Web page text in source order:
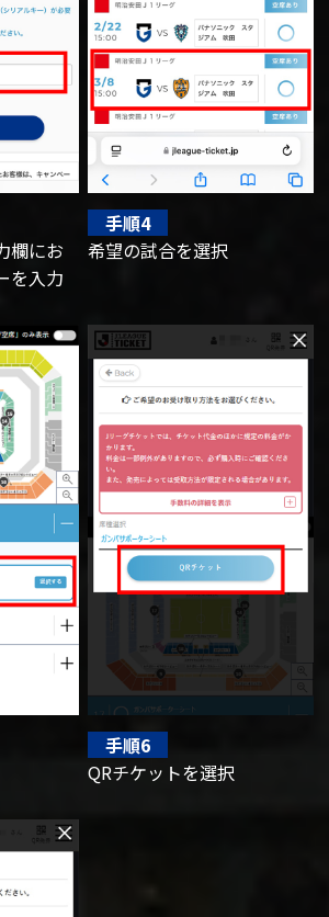
欄にお
を入力
手順4
希望の試合を選択
手順6
QRチケットを選択